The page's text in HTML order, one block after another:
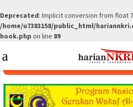
Deprecated: Implicit conversion from float
/home/u7383158/public_html/
hook.php on line 89
to
Menu